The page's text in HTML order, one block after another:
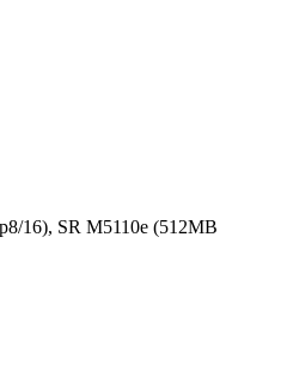
16), SR M5110e (512MB